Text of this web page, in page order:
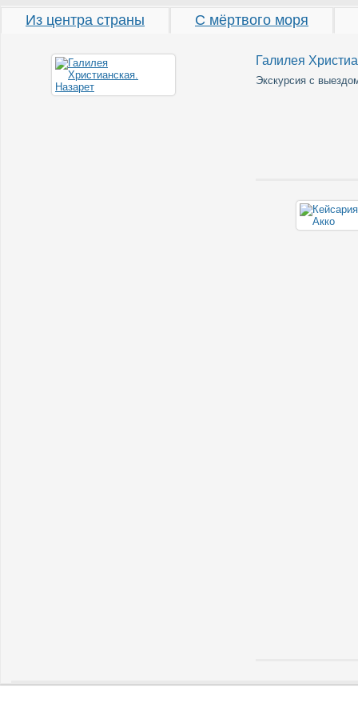
Из центра страны С мёртвого моря
Галилея
Экскурсия с